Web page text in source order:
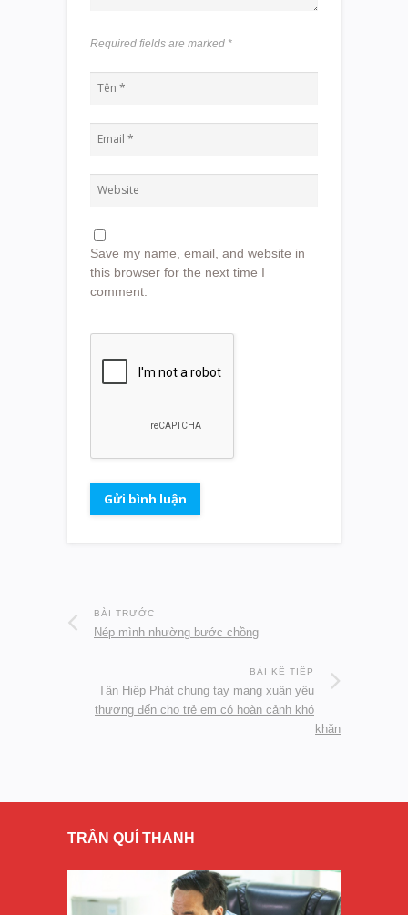
Required fields are marked *
Save my name, email, and website in
this browser for the next time I
comment.
BÀI TRƯỚC
Nép mình nhường bước chồng
BÀI KẾ TIẾP
Tân Hiệp Phát chung tay mang xuân yêu
thương đến cho trẻ em có hoàn cảnh khó
khăn
TRẦN QUÍ THANH